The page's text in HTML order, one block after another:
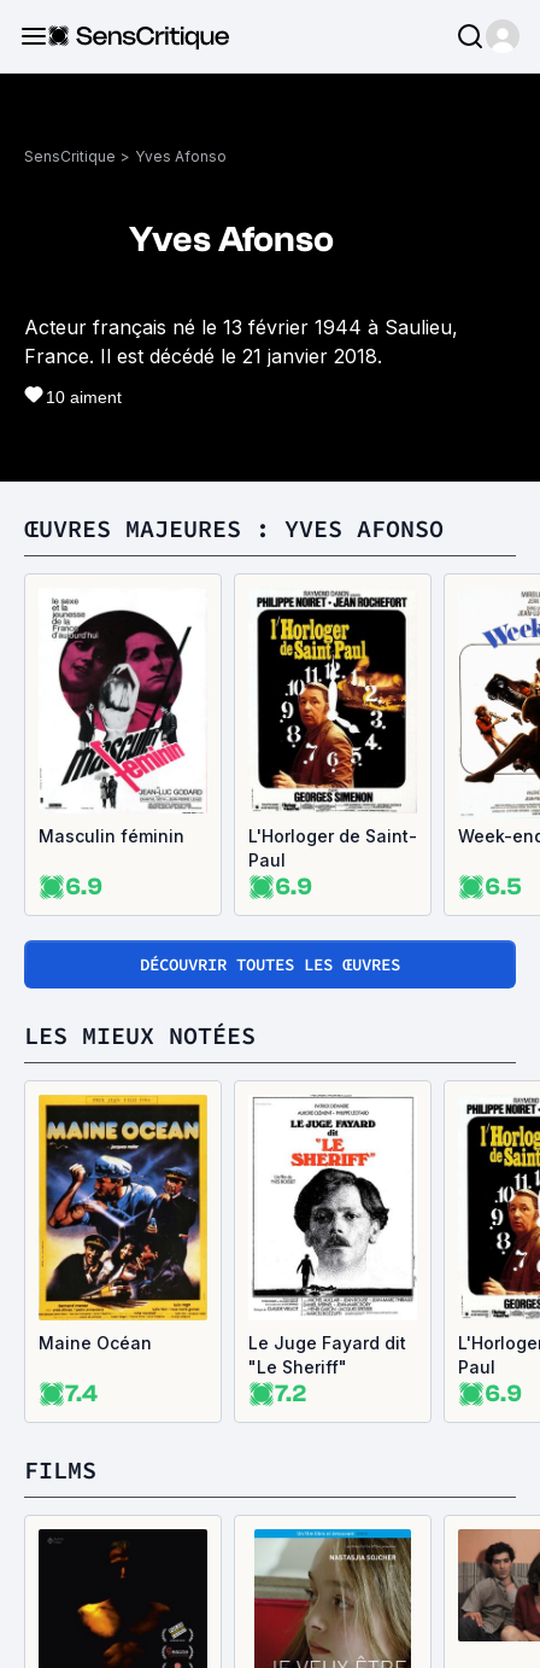
SensCritique > Yves Afonso
Yves Afonso
Acteur français né le 13 février 1944 à Saulieu,
France. Il est décédé le 21 janvier 2018.
10 aiment
ŒUVRES MAJEURES : YVES AFONSO
Masculin féminin
6.9
L'Horloger de Saint-
Paul
6.9
Week-
6.5
DÉCOUVRIR TOUTES LES ŒUVRES
LES MIEUX NOTÉES
Maine Océan
7.4
Le Juge Fayard dit
"Le Sheriff"
7.2
Paul
6.9
FILMS